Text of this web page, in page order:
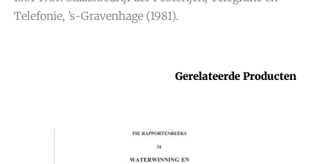
Telefonie, ’s-Gravenhage (1981).
Gerelateerde Producten